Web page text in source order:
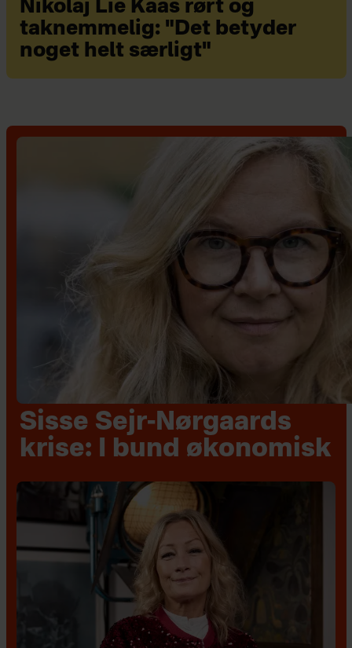
Nikolaj Lie Kaas rørt og
taknemmelig: "Det betyder
noget helt særligt"
Sisse Sejr-Nørgaards
krise: I bund økonomisk